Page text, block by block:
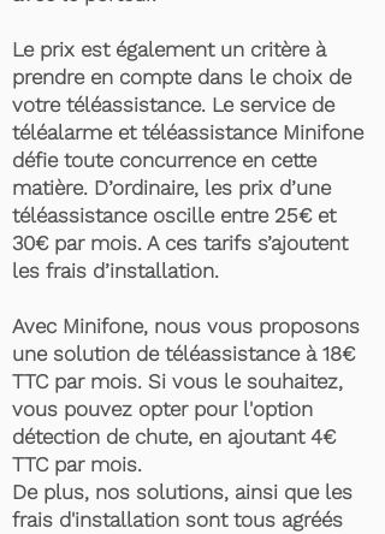
Le prix est également un critère à
prendre en compte dans le choix de
votre téléassistance. Le service de
téléalarme et téléassistance Minifone
défie toute concurrence en cette
matière. D’ordinaire, les prix d’une
téléassistance oscille entre 25€ et
30€ par mois. A ces tarifs s’ajoutent
les frais d’installation.
Avec Minifone, nous vous proposons
une solution de téléassistance à 18€
TTC par mois. Si vous le souhaitez,
vous pouvez opter pour l'option
détection de chute, en ajoutant 4€
TTC par mois.
De plus, nos solutions, ainsi que les
frais d'installation sont tous agréés